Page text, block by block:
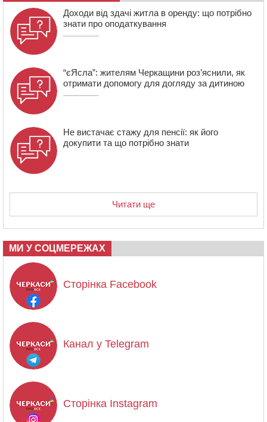
07:23 Уманські міграційники видворили з країни грузина,
який відсидів термін у колонії
Доходи від здачі житла в оренду: що потрібно
знати про оподаткування
“єЯсла”: жителям Черкащини роз’яснили, як
отримати допомогу для догляду за дитиною
Не вистачає стажу для пенсії: як його
докупити та що потрібно знати
Читати ще
МИ У СОЦМЕРЕЖАХ
Сторінка Facebook
Канал у Telegram
Сторінка Instagram